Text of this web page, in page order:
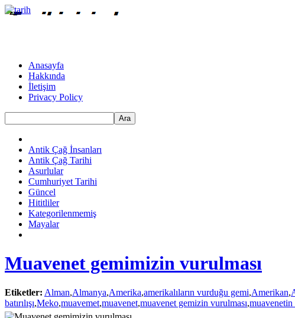
Anasayfa
Hakkında
İletişim
Privacy Policy
Ara
Antik Çağ İnsanları
Antik Çağ Tarihi
Asurlular
Cumhuriyet Tarihi
Güncel
Hititliler
Kategorilenmemiş
Mayalar
Muavenet gemimizin vurulması
Etiketler: Alman,Almanya,Amerika,amerikalıların vurduğu gemi,Amerikan,
batırılışı,Meko,muavemet,muavenet,muavenet gemizin vurulması,muavenetin